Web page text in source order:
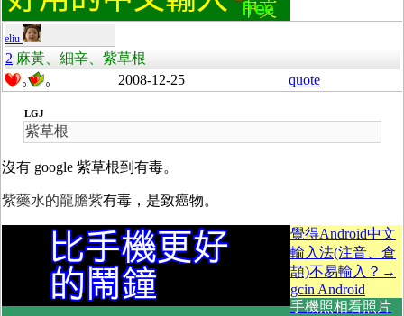
eliu
2 麻黃、細辛、紫草根
0 0 2008-12-25 quote
LGJ
紫草根
沒有 google 紫草根到有毒。
紫藥水的龍膽紫有毒，是致癌物。
覺得Android中文
輸入法(注音、倉
頡)不易輸入？→
gcin Android
手機照相看照片